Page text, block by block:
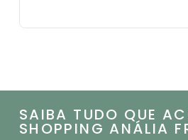
SAIBA TUDO QUE
SHOPPING ANÁLIA